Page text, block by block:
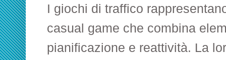
I giochi di traffico
casual game che combina
pianificazione e reattività. La